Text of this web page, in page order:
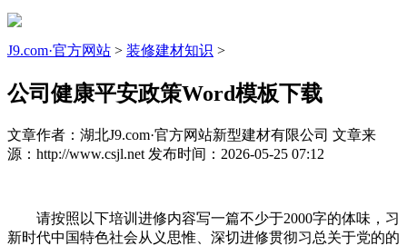
J9.com·官方网站 > 装修建材知识 >
公司健康平安政策Word模板下载
文章作者：湖北J9.com·官方网站新型建材有限公司 文章来
源：http://www.csjl.net 发布时间：2026-05-25 07:12
请按照以下培训进修内容写一篇不少于2000字的体味，习
新时代中国特色社会从义思惟、深切进修贯彻习总关于党的的